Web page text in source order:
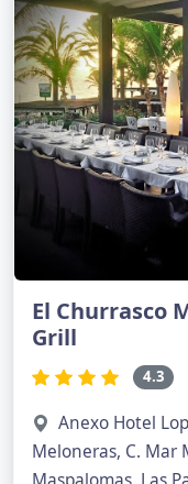
El Churrasco
Grill
4.3
Anexo Hotel
Meloneras, C. Mar